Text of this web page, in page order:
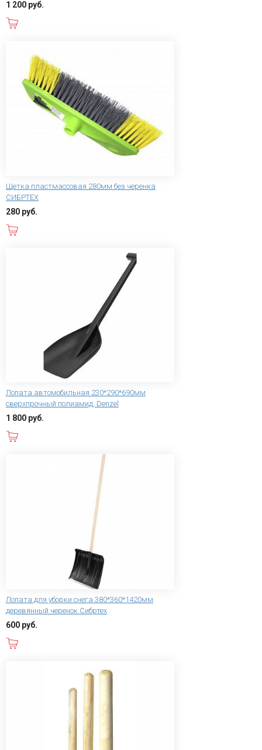
1 200 руб.
Щетка пластмассовая 280мм без черенка
СИБРТЕХ
280 руб.
Лопата автомобильная 230*290*690мм
сверхпрочный полиамид, Denzel
1 800 руб.
Лопата для уборки снега 380*360*1420мм
деревянный черенок Сибртех
600 руб.